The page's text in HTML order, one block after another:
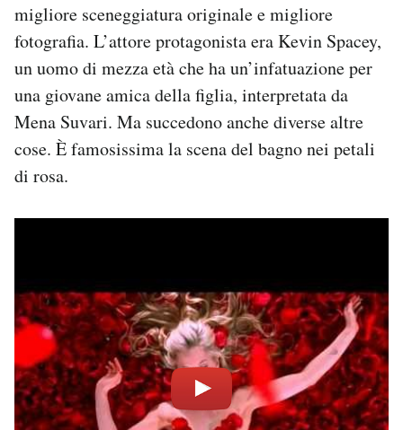
migliore sceneggiatura originale e migliore
fotografia. L’attore protagonista era Kevin Spacey,
un uomo di mezza età che ha un’infatuazione per
una giovane amica della figlia, interpretata da
Mena Suvari. Ma succedono anche diverse altre
cose. È famosissima la scena del bagno nei petali
di rosa.